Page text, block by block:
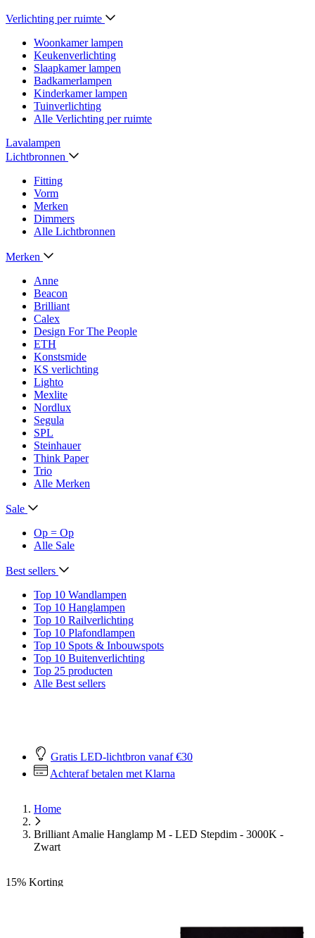
Verlichting per ruimte
Woonkamer lampen
Keukenverlichting
Slaapkamer lampen
Badkamerlampen
Kinderkamer lampen
Tuinverlichting
Alle Verlichting per ruimte
Lavalampen
Lichtbronnen
Fitting
Vorm
Merken
Dimmers
Alle Lichtbronnen
Merken
Anne
Beacon
Brilliant
Calex
Design For The People
ETH
Konstsmide
KS verlichting
Lighto
Mexlite
Nordlux
Segula
SPL
Steinhauer
Think Paper
Trio
Alle Merken
Sale
Op = Op
Alle Sale
Best sellers
Top 10 Wandlampen
Top 10 Hanglampen
Top 10 Railverlichting
Top 10 Plafondlampen
Top 10 Spots & Inbouwspots
Top 10 Buitenverlichting
Top 25 producten
Alle Best sellers
Gratis LED-lichtbron vanaf €30
Achteraf betalen met Klarna
Home
Brilliant Amalie Hanglamp M - LED Stepdim - 3000K -
Zwart
15% Korting